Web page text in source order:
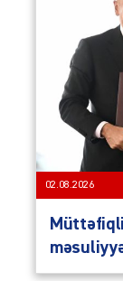
02.08.2026